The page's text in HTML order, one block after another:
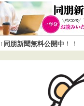
↑同朋新聞無料公開中 ！！